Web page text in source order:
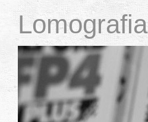
Lomografia